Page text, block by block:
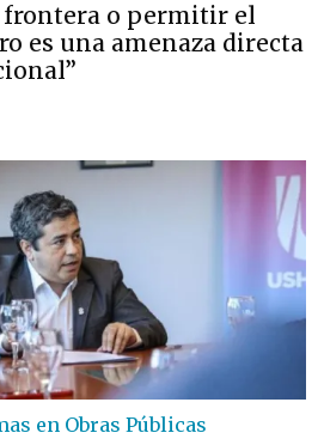
frontera o permitir el
es una amenaza directa
en Obras Públicas